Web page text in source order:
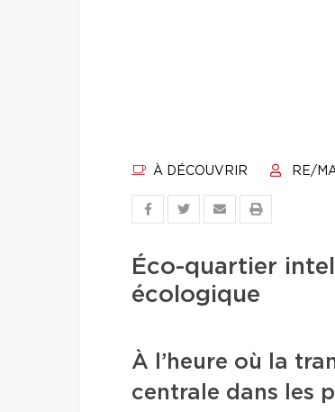
À DÉCOUVRIR RE/
Éco-quartier
écologique
À l’heure où la
centrale dans les